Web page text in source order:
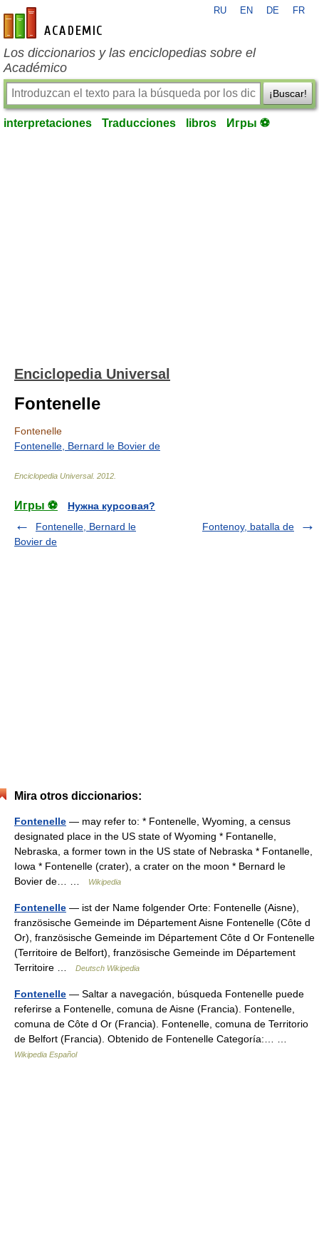
es-academic.com
RU EN DE FR
Los diccionarios y las enciclopedias sobre el
Académico
¡Buscar!
interpretaciones Traducciones libros Игры ⚽
Enciclopedia Universal
Fontenelle
Fontenelle
Fontenelle, Bernard le Bovier de
Enciclopedia Universal. 2012
Игры ⚽
Нужна курсовая?
Fontenelle, Bernard le
Bovier de
Fontenoy, batalla de
Mira otros diccionarios:
Fontenelle — may refer to: * Fontenelle, Wyoming, a census
designated place in the US state of Wyoming * Fontanelle,
Nebraska, a former town in the US state of Nebraska * Fontanelle,
Iowa * Fontenelle (crater), a crater on the moon * Bernard le
Bovier de… …
Wikipedia
Fontenelle — ist der Name folgender Orte: Fontenelle (Aisne),
französische Gemeinde im Département Aisne Fontenelle (Côte d
Or), französische Gemeinde im Département Côte d Or Fontenelle
(Territoire de Belfort), französische Gemeinde im Département
Territoire …
Deutsch Wikipedia
Fontenelle — Saltar a navegación, búsqueda Fontenelle puede
referirse a Fontenelle, comuna de Aisne (Francia). Fontenelle,
comuna de Côte d Or (Francia). Fontenelle, comuna de Territorio
de Belfort (Francia). Obtenido de Fontenelle Categoría:… …
Wikipedia Español